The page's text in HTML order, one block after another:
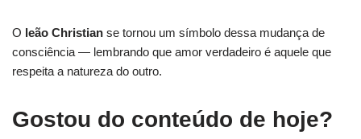
O leão Christian se tornou um símbolo dessa mudança de
consciência — lembrando que amor verdadeiro é aquele que
respeita a natureza do outro.
Gostou do conteúdo de hoje?